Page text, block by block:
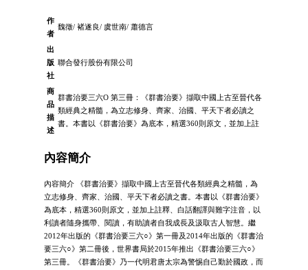
作
者
魏徵/ 褚遂良/ 虞世南/ 蕭德言
出
版
社
聯合發行股份有限公司
商
品
描
述
群書治要三六O 第三冊：《群書治要》擷取中國上古至晉代各
類經典之精髓，為立志修身、齊家、治國、平天下者必讀之
書。本書以《群書治要》為底本，精選360則原文，並加上註
內容簡介
內容簡介 《群書治要》擷取中國上古至晉代各類經典之精髓，為
立志修身、齊家、治國、平天下者必讀之書。本書以《群書治要》
為底本，精選360則原文，並加上註釋、白話翻譯與難字注音，以
利讀者隨身攜帶、閱讀，有助讀者自我成長及汲取古人智慧。繼
2012年出版的《群書治要三六○》第一冊及2014年出版的《群書治
要三六○》第二冊後，世界書局於2015年推出《群書治要三六○》
第三冊。《群書治要》乃一代明君唐太宗為警惕自己勤於國政，而